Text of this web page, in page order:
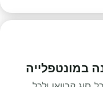
במונטפלייה